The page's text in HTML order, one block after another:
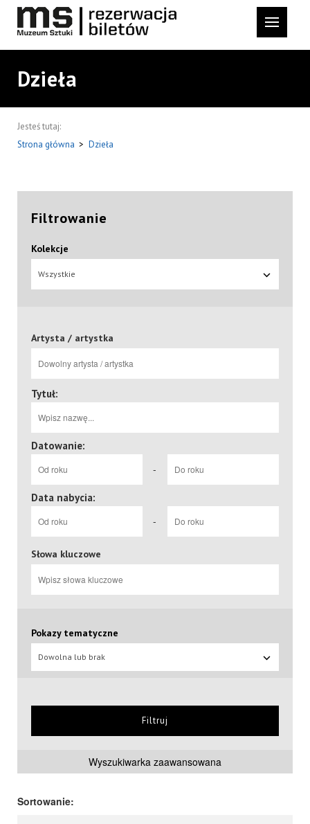
Dzieła
Jesteś tutaj:
Strona główna > Dzieła
Filtrowanie
Kolekcje
Wszystkie
Artysta / artystka
Tytuł:
Datowanie:
-
Data nabycia:
-
Słowa kluczowe
Pokazy tematyczne
Dowolna lub brak
Filtruj
Wyszukiwarka zaawansowana
Sortowanie: